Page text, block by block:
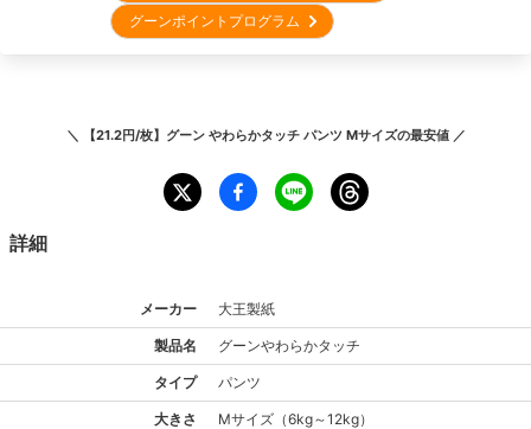
グーンポイントプログラム
＼ 【21.2円/枚】グーン やわらかタッチ パンツ Mサイズの最安値 ／
詳細
メーカー 大王製紙
製品名 グーンやわらかタッチ
タイプ パンツ
大きさ Mサイズ （6kg～12kg）